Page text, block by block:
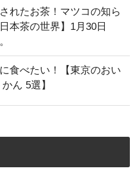
れたお茶！マツコの知ら
本茶の世界】1月30日
食べたい！【東京のおい
ん 5選】